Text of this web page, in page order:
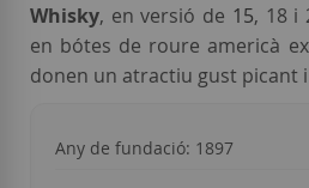
Whisky, en versió de 15, 18 i
en bótes de roure americà
donen un atractiu gust picant
Any de fundació: 1897